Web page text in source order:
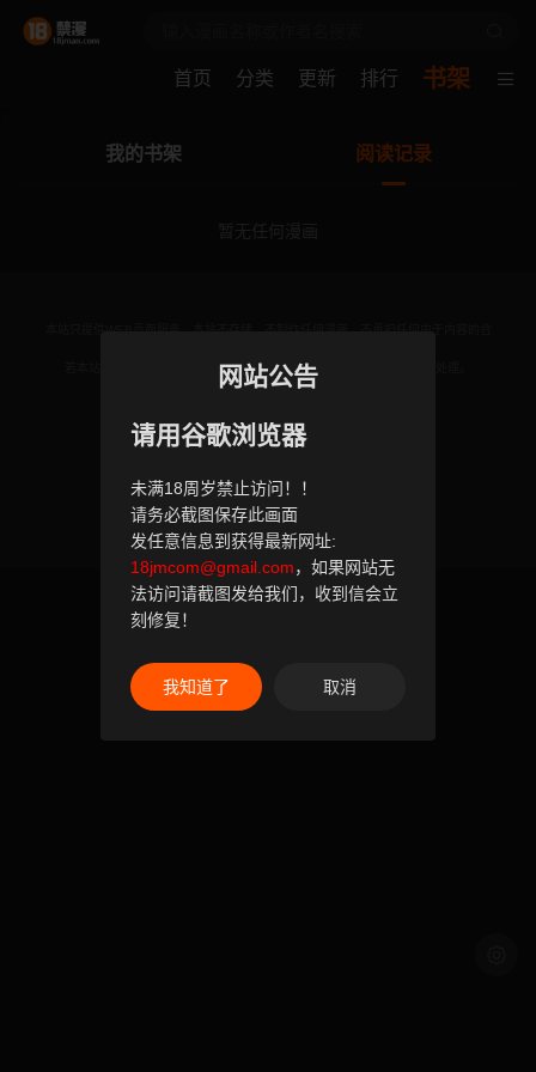
首页 分类 更新 排行 书架
我的书架 阅读记录
若本站收录内容侵犯了您的权益，请附说明联系邮箱，本站将第一时间处理。
联系邮箱：
网站公告
请用谷歌浏览器
未满18周岁禁止访问！！
请务必截图保存此画面
发任意信息到获得最新网址:
18jmcom@gmail.com，如果网站无
法访问请截图发给我们，收到信会立
刻修复！
我知道了 取消